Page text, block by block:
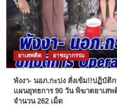
ยาเสพติด อาชญากรรม
พังงา- นอภ.กะปง สั่งเข้ม!!ปฏิบัติ
แผนยุทธการ 90 วัน พิฆาตยาเส
จำนวน 262 เม็ด